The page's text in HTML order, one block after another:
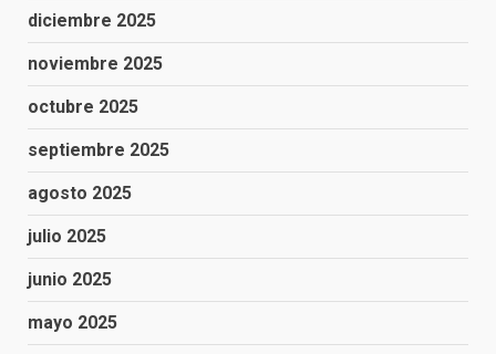
diciembre 2025
noviembre 2025
octubre 2025
septiembre 2025
agosto 2025
julio 2025
junio 2025
mayo 2025